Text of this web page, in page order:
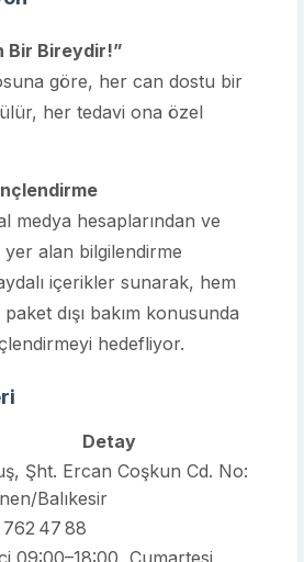
Bir Bireydir!”
göre, her can dostu bir
her tedavi ona özel
medya hesaplarından ve
yer alan bilgilendirme
içerikler sunarak, hem
dışı bakım konusunda
hedefliyor.
Detay
Şht. Ercan Coşkun Cd. No:
Balıkesir
47 88
09:00–18:00, Cumartesi